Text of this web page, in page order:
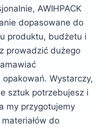
AWIHPACK
dopasowane do
produktu, budżetu i
prowadzić dużego
Wystarczy,
sztuk potrzebujesz i
my przygotujemy
do